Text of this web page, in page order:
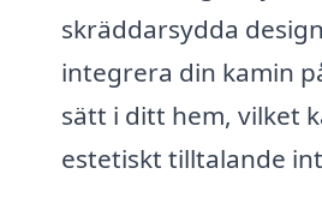
skräddarsydda
integrera din kamin
sätt i ditt hem, vilket
estetiskt tilltalande